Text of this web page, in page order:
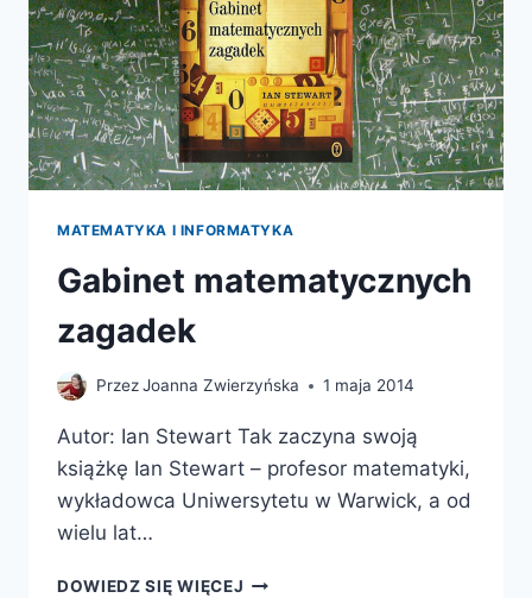
MATEMATYKA I INFORMATYKA
Gabinet matematycznych
zagadek
PrzezJoanna Zwierzyńska 1 maja 2014
Autor: Ian Stewart Tak zaczyna swoją
książkę Ian Stewart – profesor matematyki,
wykładowca Uniwersytetu w Warwick, a od
wielu lat…
DOWIEDZ SIĘ WIĘCEJ GABINET